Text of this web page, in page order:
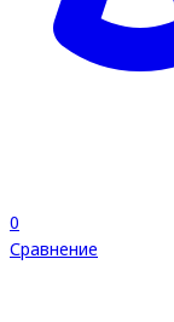
0
Сравнение